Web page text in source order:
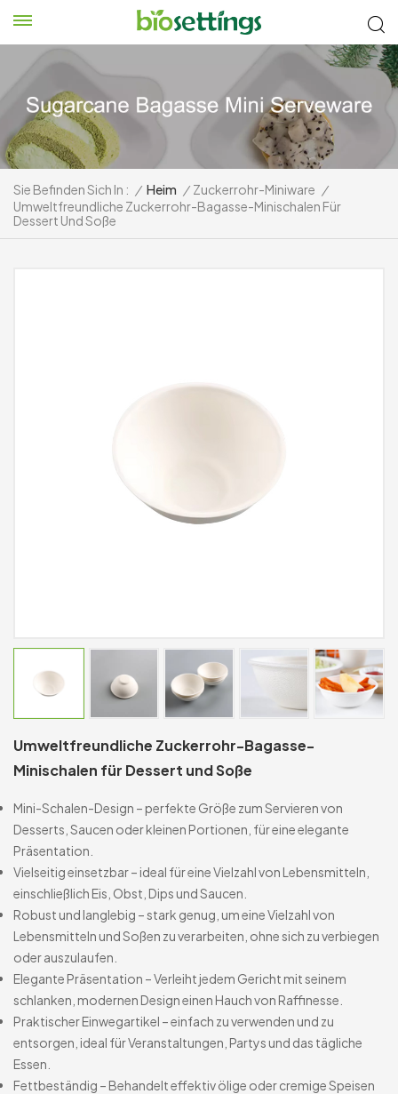
Sie Befinden Sich In : / Heim / Zuckerrohr-Miniware /
Umweltfreundliche Zuckerrohr-Bagasse-Minischalen Für
Dessert Und Soße
Umweltfreundliche Zuckerrohr-Bagasse-
Minischalen für Dessert und Soße
Mini-Schalen-Design – perfekte Größe zum Servieren von
Desserts, Saucen oder kleinen Portionen, für eine elegante
Präsentation.
Vielseitig einsetzbar – ideal für eine Vielzahl von Lebensmitteln,
einschließlich Eis, Obst, Dips und Saucen.
Robust und langlebig – stark genug, um eine Vielzahl von
Lebensmitteln und Soßen zu verarbeiten, ohne sich zu verbiegen
oder auszulaufen.
Elegante Präsentation – Verleiht jedem Gericht mit seinem
schlanken, modernen Design einen Hauch von Raffinesse.
Praktischer Einwegartikel – einfach zu verwenden und zu
entsorgen, ideal für Veranstaltungen, Partys und das tägliche
Essen.
Fettbeständig – Behandelt effektiv ölige oder cremige Speisen